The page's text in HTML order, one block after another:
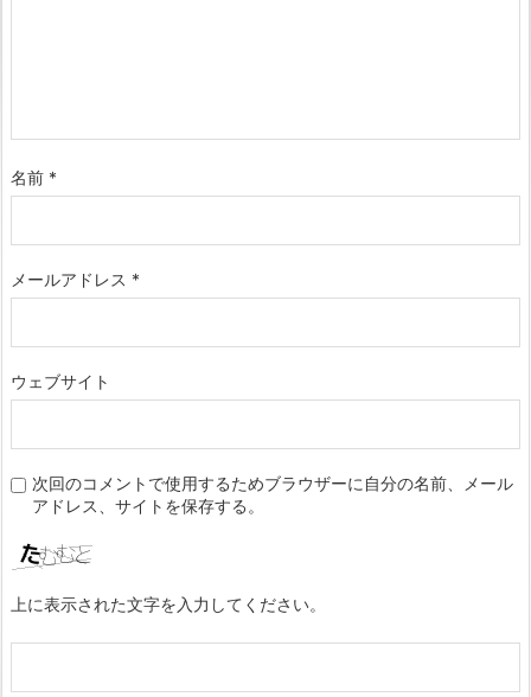
名前 *
メールアドレス *
ウェブサイト
次回のコメントで使用するためブラウザーに自分の名前、メール
アドレス、サイトを保存する。
上に表示された文字を入力してください。